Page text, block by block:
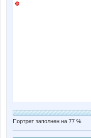
Портрет заполнен на 77 %